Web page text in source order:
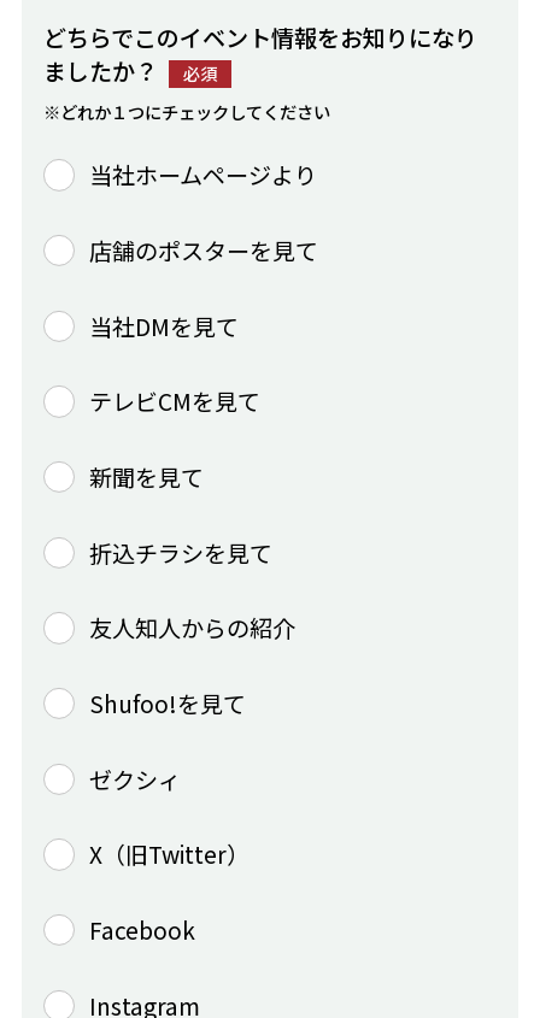
どちらでこのイベント情報をお知りになり
ましたか？
必須
※どれか１つにチェックしてください
当社ホームページより
店舗のポスターを見て
当社DMを見て
テレビCMを見て
新聞を見て
折込チラシを見て
友人知人からの紹介
Shufoo!を見て
ゼクシィ
X（旧Twitter）
Facebook
Instagram